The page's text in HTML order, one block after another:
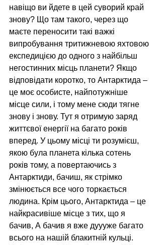
навіщо ви йдете в цей суворий край
знову? Що там такого, через що
маєте переносити такі важкі
випробування тритижневою яхтовою
експедицією до одного з найбільш
негостинних місць планети? Якщо
відповідати коротко, то Антарктида –
це моє особисте, найпотужніше
місце сили, і тому мене сюди тягне
знову і знову. Тут я отримую заряд
життєвої енергії на багато років
вперед. У цьому місці ти розумієш,
якою була планета кілька сотень
років тому, а повертаючись з
Антарктиди, бачиш, як стрімко
змінюється все чого торкається
людина. Крім цього, Антарктида – це
найкрасивіше місце з тих, що я
бачив, А бачив я вже дуууже багато
всього на нашій блакитній кульці.